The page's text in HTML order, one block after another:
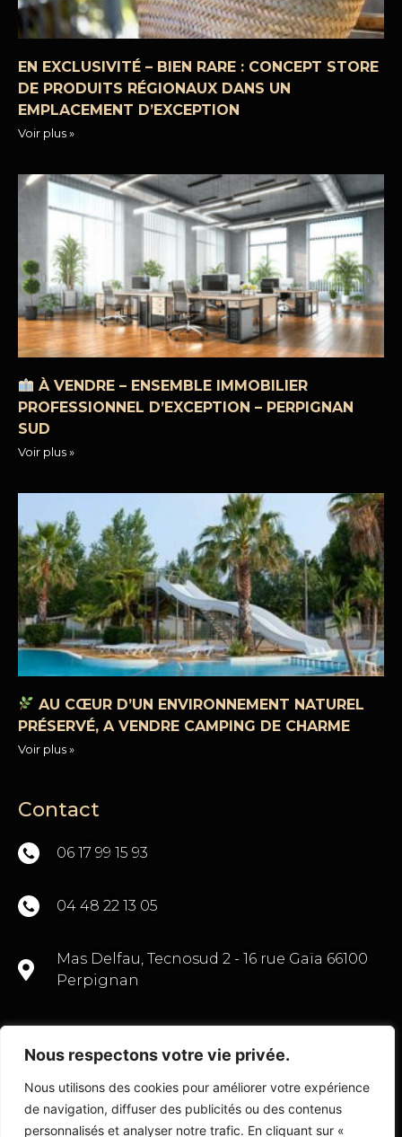
Nous respectons votre vie privée.
Nous utilisons des cookies pour améliorer votre expérience
de navigation, diffuser des publicités ou des contenus
personnalisés et analyser notre trafic. En cliquant sur «
EN EXCLUSIVITÉ – BIEN RARE : CONCEPT STORE
DE PRODUITS RÉGIONAUX DANS UN
EMPLACEMENT D’EXCEPTION
Voir plus »
À VENDRE – ENSEMBLE IMMOBILIER
PROFESSIONNEL D’EXCEPTION – PERPIGNAN
SUD
Voir plus »
AU CŒUR D’UN ENVIRONNEMENT NATUREL
PRÉSERVÉ, A VENDRE CAMPING DE CHARME
Voir plus »
Contact
06 17 99 15 93
04 48 22 13 05
Mas Delfau, Tecnosud 2 - 16 rue Gaïa 66100
Perpignan
CONTACTEZ-NOUS